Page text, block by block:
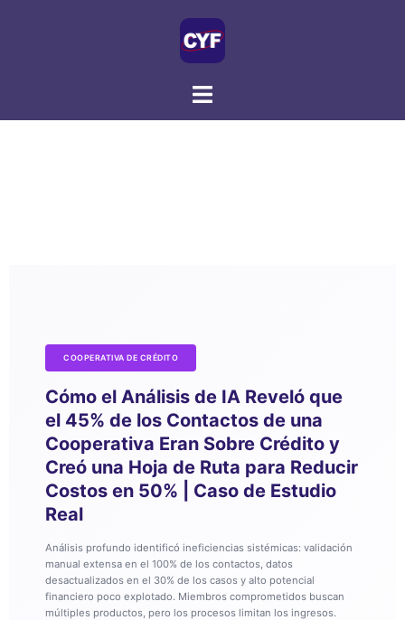
COOPERATIVA DE CRÉDITO
Cómo el Análisis de IA Reveló que
el 45% de los Contactos de una
Cooperativa Eran Sobre Crédito y
Creó una Hoja de Ruta para Reducir
Costos en 50% | Caso de Estudio
Real
Análisis profundo identificó ineficiencias sistémicas: validación
manual extensa en el 100% de los contactos, datos
desactualizados en el 30% de los casos y alto potencial
financiero poco explotado. Miembros comprometidos buscan
múltiples productos, pero los procesos limitan los ingresos.